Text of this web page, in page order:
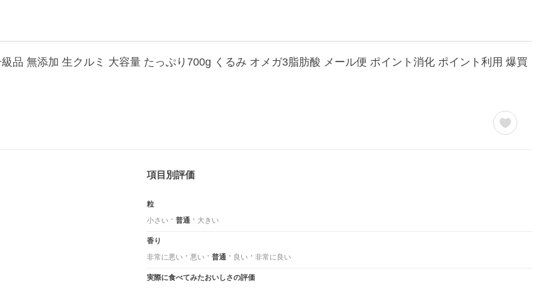
品 無添加 生クルミ 大容量 たっぷり700g くるみ オメガ3脂肪酸 メール便 ポイント消化 ポイント利用 爆買
項目別評価
粒
小さい
普通 大きい
香り
非常に悪い
悪い 普通 良い 非常に良い
実際に食べてみたおいしさの評価